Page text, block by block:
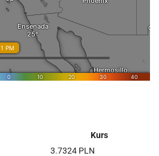
Kurs
3.7324 PLN